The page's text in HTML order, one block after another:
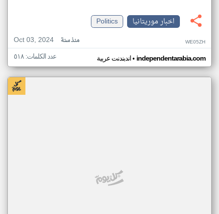
اخبار موريتانيا
Politics
Oct 03, 2024
منذ سنة WE05ZH
اندبندنت عربية• independentarabia.com عدد الكلمات: ٥١٨